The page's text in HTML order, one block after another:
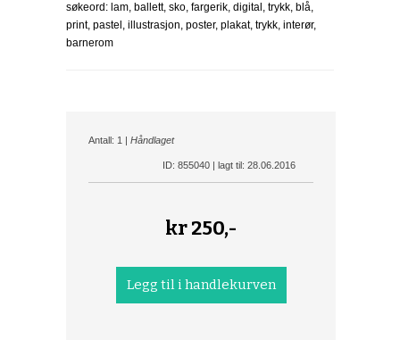
søkeord: lam, ballett, sko, fargerik, digital, trykk, blå,
print, pastel, illustrasjon, poster, plakat, trykk, interør,
barnerom
Antall: 1 | Håndlaget
ID: 855040 | lagt til: 28.06.2016
kr250,-